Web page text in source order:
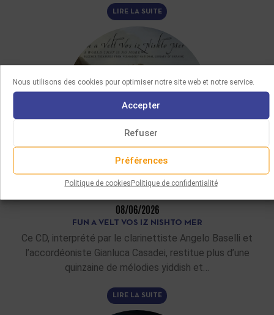
Nous utilisons des cookies pour optimiser notre site web et notre service.
Accepter
Refuser
Préférences
Politique de cookiesPolitique de confidentialité
LIRE LA SUITE
DERNIÈRES ACQUISITIONS
08/06/2026
FUN A VELT VOS IZ NISHTO MER
Ce CD, interprété par le clarinettiste Angelo Baselli et
l’accordéoniste Gianluca Casadei, restitue plus d’une
quinzaine de mélodies yiddish et…
LIRE LA SUITE